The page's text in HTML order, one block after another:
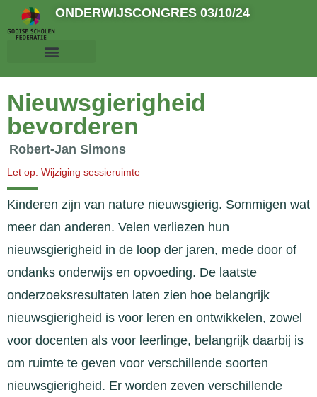
ONDERWIJSCONGRES 03/10/24
Nieuwsgierigheid
bevorderen
Robert-Jan Simons
Let op: Wijziging sessieruimte
Kinderen zijn van nature nieuwsgierig. Sommigen wat
meer dan anderen. Velen verliezen hun
nieuwsgierigheid in de loop der jaren, mede door of
ondanks onderwijs en opvoeding. De laatste
onderzoeksresultaten laten zien hoe belangrijk
nieuwsgierigheid is voor leren en ontwikkelen, zowel
voor docenten als voor leerlinge, belangrijk daarbij is
om ruimte te geven voor verschillende soorten
nieuwsgierigheid. Er worden zeven verschillende